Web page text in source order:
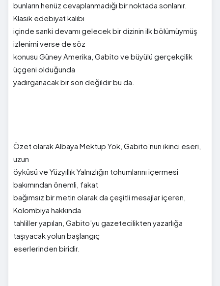
bunların henüz cevaplanmadığı bir noktada sonlanır.
Klasik edebiyat kalıbı
içinde sanki devamı gelecek bir dizinin ilk bölümüymüş
izlenimi verse de söz
konusu Güney Amerika, Gabito ve büyülü gerçekçilik
üçgeni olduğunda
yadırganacak bir son değildir bu da.
Özet olarak Albaya Mektup Yok, Gabito’nun ikinci eseri,
uzun
öyküsü ve Yüzyıllık Yalnızlığın tohumlarını içermesi
bakımından önemli, fakat
bağımsız bir metin olarak da çeşitli mesajlar içeren,
Kolombiya hakkında
tahliller yapılan, Gabito’yu gazetecilikten yazarlığa
taşıyacak yolun başlangıç
eserlerinden biridir.